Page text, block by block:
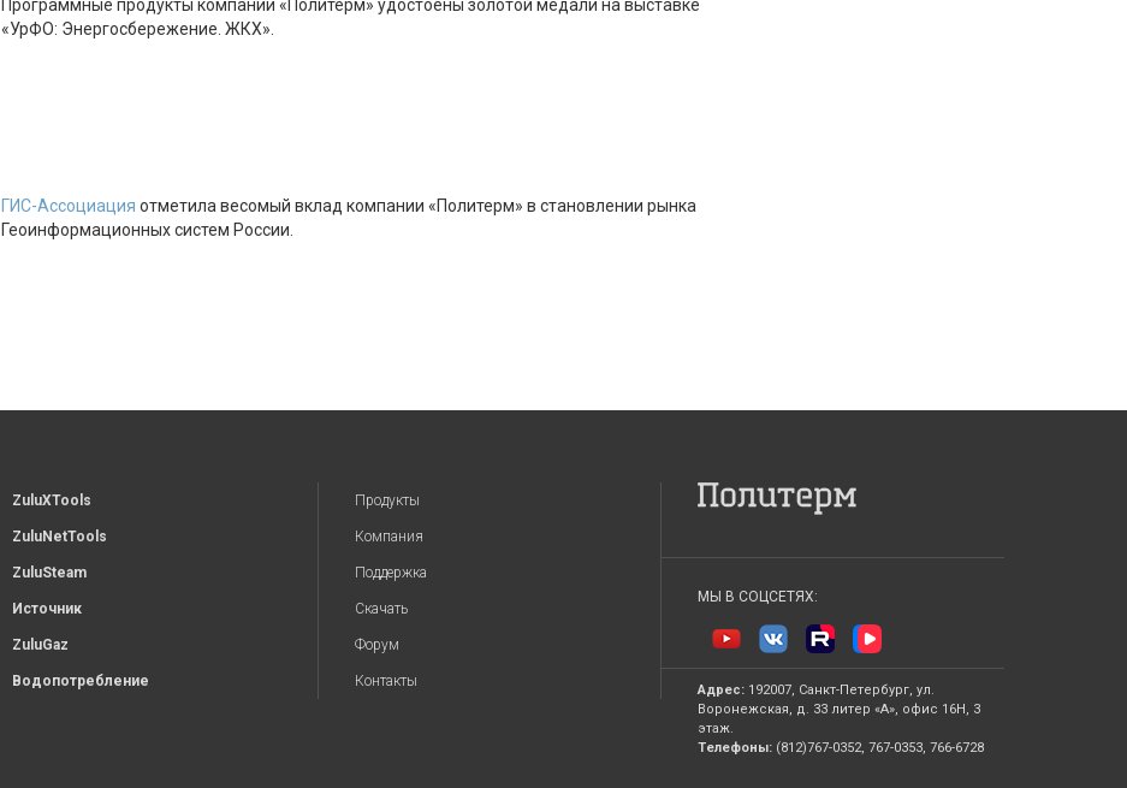
Программные продукты компании «Политерм» удостоены золотой медали на выставке
«УрФО: Энергосбережение. ЖКХ».
ГИС-Ассоциация отметила весомый вклад компании «Политерм» в становлении рынка
Геоинформационных систем России.
ZuluXTools
ZuluNetTools
ZuluSteam
Источник
ZuluGaz
Водопотребление
Продукты
Компания
Поддержка
Скачать
Форум
Контакты
МЫ В СОЦСЕТЯХ:
Адрес: 192007, Санкт-Петербург, ул.
Воронежская, д. 33 литер «А», офис 16Н, 3
этаж.
Телефоны: (812)767-0352, 767-0353, 766-6728